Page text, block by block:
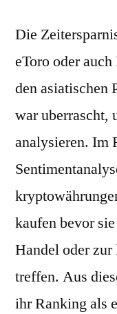
Die
eToro oder
den asiatischen
war uberrascht,
analysieren. Im
kaufen bevor
Handel oder
treffen. Aus
ihr Ranking als